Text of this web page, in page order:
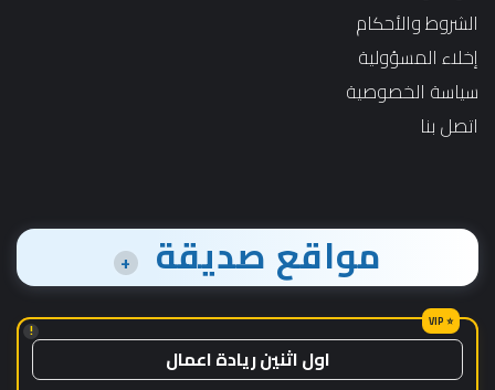
الشروط والأحكام
إخلاء المسؤولية
سياسة الخصوصية
اتصل بنا
مواقع صديقة +
!
اول اثنين ريادة اعمال